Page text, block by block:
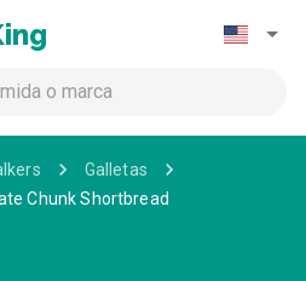
Galletas
Chunk Shortbread